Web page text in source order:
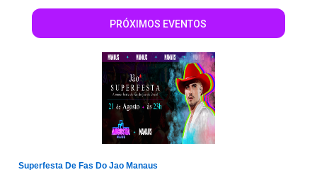
PRÓXIMOS EVENTOS
Superfesta De Fas Do Jao Manaus